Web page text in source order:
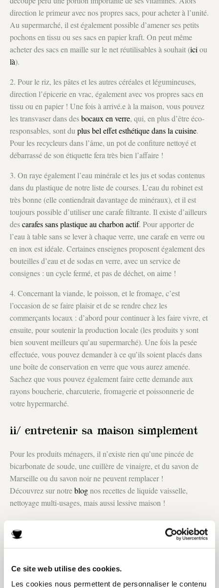
Ce site web utilise des cookies.
Les cookies nous permettent de personnaliser le contenu
direction le primeur avec nos propres sacs, pour acheter à l’unité.
Au supermarché, il est également possible d’amener ses petits
pochons en tissu ou ses sacs en papier kraft. On peut même
acheter des sacs en maille sur le net réutilisables à souhait (ici ou
là).
2. Pour le riz, les pâtes et les autres céréales et légumineuses,
direction l’épicerie en vrac, également avec vos propres sacs en
tissu ou en papier ! Une fois à arrivé.e à la maison, vous pouvez
les transvaser dans desbocaux en verre, qui, en plus d’être éco-
responsables, sont du plus bel effet esthétique dans la cuisine.
Pour les recycleurs dans l’âme, un pot de confiture nettoyé et
débarrassé de son étiquette fera très bien l’affaire !
3. On raye également l’eau minérale et les jus et sodas contenus
dans du plastique de notre liste de courses. L’eau du robinet est
très bonne (elle contiendrait davantage de minéraux), et il est
toujours possible d’utiliser une carafe filtrante. Il existe d’ailleurs
descarafes sans plastique au charbon actif. Pour apporter de
l’eau à table sans se lever à chaque verre, une carafe en verre ou
en inox est idéale. Certaines enseignes proposent également des
bouteilles d’eau et de sodas en verre, avec un service de
consignes : un cycle fermé, et pas de déchet, on aime !
4. Concernant la viande, le poisson, et le fromage, c’est
l’occasion de se faire plaisir et de se rendre chez les
commerçants locaux : d’abord pour continuer à les faire vivre, et
ensuite, pour soutenir la production locale (les produits y sont
bien souvent meilleurs qu’au supermarché). Une fois la pesée
effectuée, vous pouvez demander à ce qu’ils soient placés dans
une boîte de conservation en verre que vous aurez amenée.
Sachez que vous pouvez également faire cette demande aux
rayons boucherie, charcuterie, fromagerie et poissonnerie de
votre hypermarché.
ii/ entretenir sa maison simplement
Pour les produits ménagers, il n’existe rien qu’une pincée de
bicarbonate de soude, une cuillère de vinaigre, et du savon de
Marseille ou du savon noir ne peuvent remplacer !
Découvrez sur notreblognos recettes de liquide vaisselle,
nettoyage multi-usages, mais aussi lessive maison !
iii/ en cuisine, avec des matériaux
éco-responsables
Maintenant, comment se passer de ces petits accessoires
quotidiens si pratiques en cuisine ?